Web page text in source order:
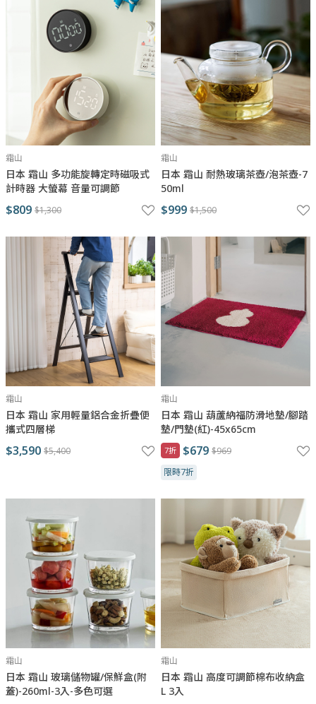
霜山
日本 霜山 多功能旋轉定時磁吸式
計時器 大螢幕 音量可調節
$809 $1,300
霜山
日本 霜山 耐熱玻璃茶壺/泡茶壺-7
50ml
$999 $1,500
霜山
日本 霜山 家用輕量鋁合金折疊便
攜式四層梯
$3,590 $5,400
霜山
日本 霜山 葫蘆納福防滑地墊/腳踏
墊/門墊(紅)-45x65cm
7折 $679 $969
限時7折
霜山
日本 霜山 玻璃儲物罐/保鮮盒(附
蓋)-260ml-3入-多色可選
霜山
日本 霜山 高度可調節棉布收納盒
L 3入